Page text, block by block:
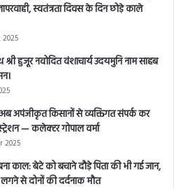
स्वतंत्रता दिवस के दिन छोड़े काले
हुजूर नवोदित वंशाचार्य उदयमुनि नाम साहब
अपंजीकृत किसानों से व्यक्तिगत संपर्क कर
— कलेक्टर गोपाल वर्मा
2025
काल: बेटे को बचाने दौड़े पिता की भी गई जान,
से दोनों की दर्दनाक मौत